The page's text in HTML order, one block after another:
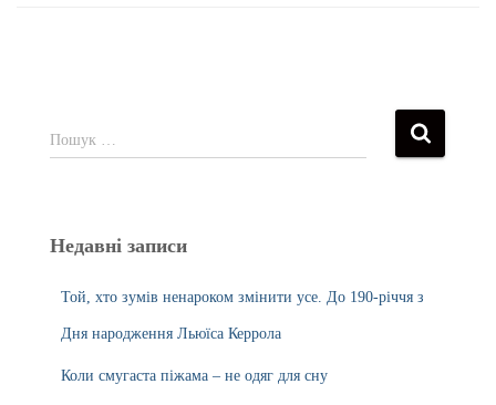
Пошук …
Недавні записи
Той, хто зумів ненароком змінити усе. До 190-річчя з
Дня народження Льюїса Керрола
Коли смугаста піжама – не одяг для сну